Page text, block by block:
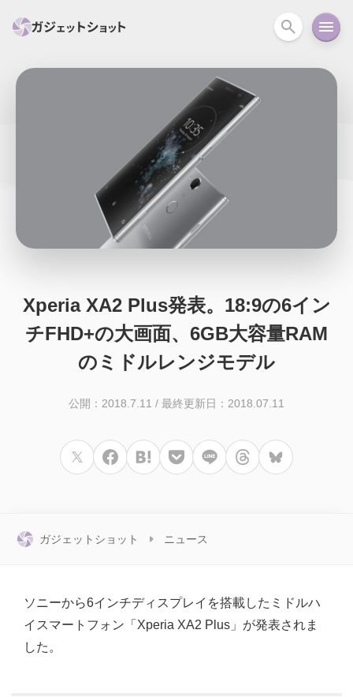
PC関連
スマートホーム アクションカメラ
iPhone iPad Mac Android
ニュース オーディオ
Xperia XA2 Plus発表。18:9の6イン
チFHD+の大画面、6GB大容量RAM
のミドルレンジモデル
公開：2018.7.11 / 最終更新日：2018.07.11
ガジェットショット ニュース
ソニーから6インチディスプレイを搭載したミドルハ
イスマートフォン「Xperia XA2 Plus」が発表されま
した。